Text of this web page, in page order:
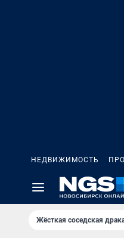
НЕДВИЖИМОСТЬ
Жёсткая соседская